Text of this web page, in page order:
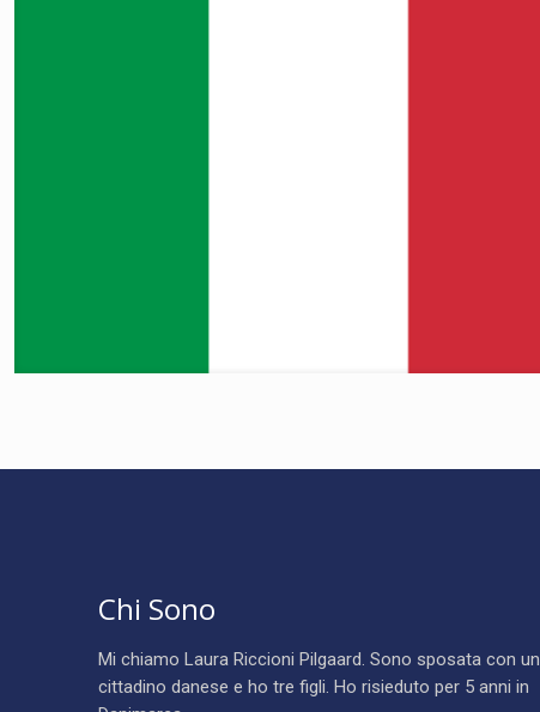
Chi Sono
Mi chiamo Laura Riccioni Pilgaard. Sono sposata con un
cittadino danese e ho tre figli. Ho risieduto per 5 anni in